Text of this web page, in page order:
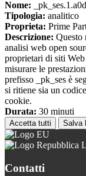
Nome:
Tipologia: analitico
Proprieta: Prime
Descrizione: Questo
analisi web open
proprietari di siti
misurare le
prefisso _pk_ses è
si ritiene sia un
cookie.
Durata: 30 minuti
Accetta tutti Salva
Contatti